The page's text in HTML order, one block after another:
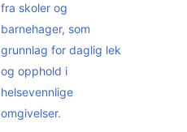
fra skoler og
barnehager, som
grunnlag for daglig lek
og opphold i
helsevennlige
omgivelser.